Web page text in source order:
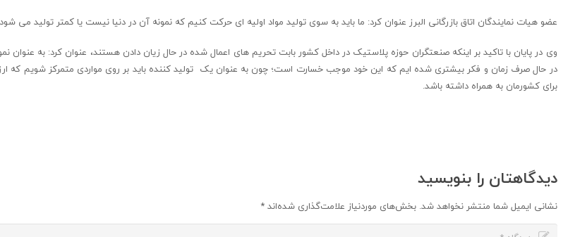
عضو هیات نمایندگان اتاق بازرگانی البرز عنوان کرد: ما باید به سوی تولید مواد اولیه ای حرکت کنیم که نمونه آن در دنیا نیست یا کمتر تولید می
وی در پایان با تاکید بر اینکه صنعتگران حوزه پلاستیک در داخل کشور بابت تحریم های اعمال شده در حال زیان دادن هستند، عنوان کرد: به عنوان
در حال صرف زمان و فکر بیشتری شده ایم که این خود موجب خسارت است؛ چون به عنوان یک تولید کننده باید بر روی مواردی متمرکز شویم که
برای کشورمان به همراه داشته باشد.
دیدگاهتان را بنویسید
نشانی ایمیل شما منتشر نخواهد شد. بخش‌های موردنیاز علامت‌گذاری شده‌اند*